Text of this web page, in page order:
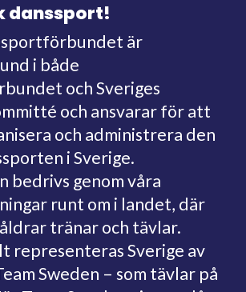
danssport!
är
i både
och Sveriges
och ansvarar för att
och administrera den
i Sverige.
bedrivs genom våra
runt om i landet, där
tränar och tävlar.
representeras Sverige av
Sweden – som tävlar på